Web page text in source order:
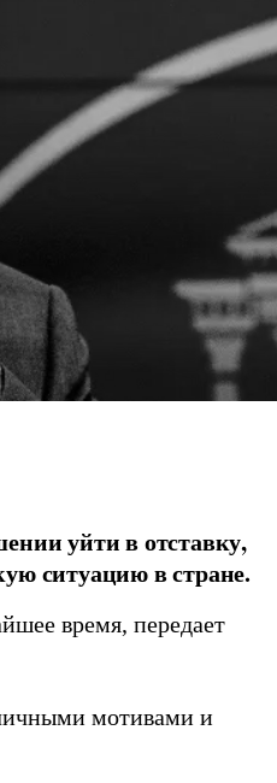
уйти в отставку,
ситуацию в стране.
время, передает
мотивами и